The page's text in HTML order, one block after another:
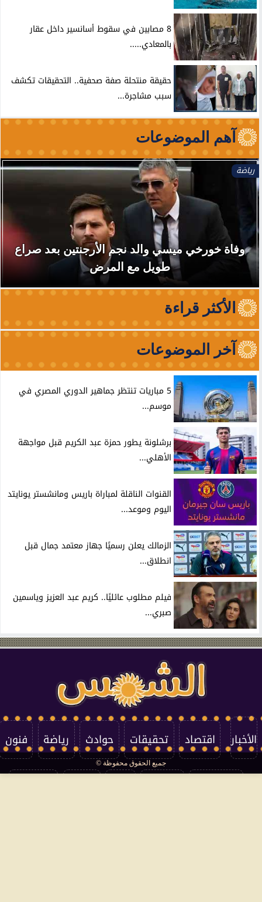
8 مصابين في سقوط أسانسير داخل عقار
بالمعادي.....
حقيقة منتحلة صفة صحفية.. التحقيقات تكشف
سبب مشاجرة...
آهم الموضوعات
رياضة
وفاة خورخي ميسي والد نجم الأرجنتين بعد صراع
طويل مع المرض
الأكثر قراءة
آخر الموضوعات
5 مباريات تنتظر جماهير الدوري المصري في
موسم...
برشلونة يطور حمزة عبد الكريم قبل مواجهة
الأهلي...
القنوات الناقلة لمباراة باريس ومانشستر يونايتد
اليوم وموعد...
الزمالك يعلن رسميًا جهاز معتمد جمال قبل
انطلاق...
فيلم مطلوب عائليًا.. كريم عبد العزيز وياسمين
صبري...
الأخبار اقتصاد تحقيقات حوادث رياضة فنون
جميع الحقوق محفوظة ©